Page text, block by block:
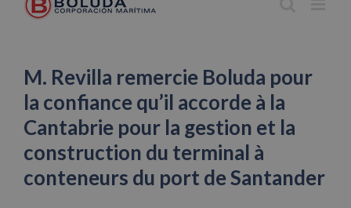
M. Revilla remercie Boluda pour
la confiance qu’il accorde à la
Cantabrie pour la gestion et la
construction du terminal à
conteneurs du port de Santander